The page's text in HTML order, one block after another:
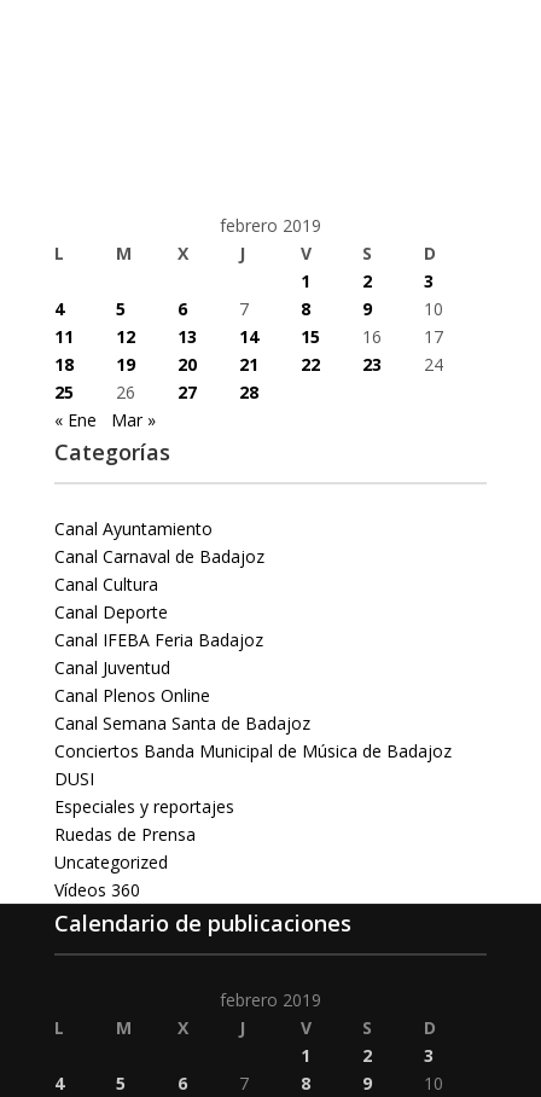
febrero 2019
L
M X J V S
D
1
2
3
4
5 6 7 8 9
10
11
12 13 14 15 16
17
18
19 20 21 22 23
24
25
26 27
28
« Ene
Mar »
Categorías
Canal Ayuntamiento
Canal Carnaval de Badajoz
Canal Cultura
Canal Deporte
Canal IFEBA Feria Badajoz
Canal Juventud
Canal Plenos Online
Canal Semana Santa de Badajoz
Conciertos Banda Municipal de Música de Badajoz
DUSI
Especiales y reportajes
Ruedas de Prensa
Uncategorized
Vídeos 360
Calendario de publicaciones
febrero 2019
L
M X J V S
D
1
2
3
4
5 6 7 8 9
10